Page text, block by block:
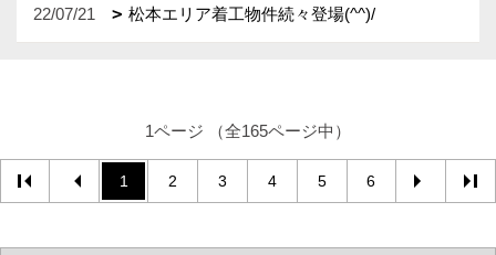
22/07/21 松本エリア着工物件続々登場(^^)/
1ページ （全165ページ中）
1 2 3 4 5 6